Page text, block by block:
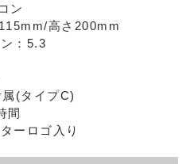
ン
高さ200mm
：5.3
属(タイプC)
間
ーロゴ入り